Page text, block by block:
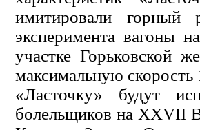
имитировали горный
эксперимента вагоны
участке Горьковской
максимальную скорость
«Ласточку» будут
болельщиков на XXVII